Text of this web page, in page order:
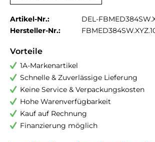
Artikel-Nr.:
DEL-
Hersteller-Nr.:
Vorteile
1A-Markenartikel
Schnelle & Zuverlässige Lieferung
Keine Service & Verpackungskosten
Hohe Warenverfügbarkeit
Kauf auf Rechnung
Finanzierung möglich